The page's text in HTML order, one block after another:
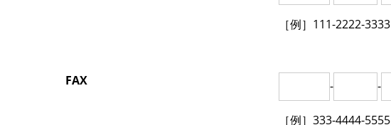
［例］111-2222-3333
FAX - -
［例］333-4444-5555